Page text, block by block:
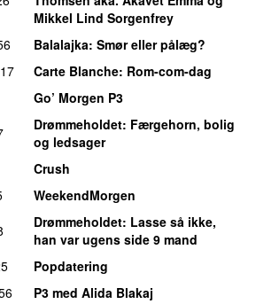
Mikkel Lind Sorgenfrey
Balalajka: Smør eller pålæg?
Carte Blanche: Rom-com-dag
Go’ Morgen P3
Drømmeholdet: Færgehorn, bolig
og ledsager
Crush
WeekendMorgen
Drømmeholdet: Lasse så ikke,
han var ugens side 9 mand
Popdatering
P3 med Alida Blakaj